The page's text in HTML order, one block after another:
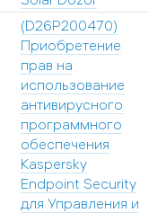
(D26P200470)
Приобретение
прав на
использование
антивирусного
программного
обеспечения
Kaspersky
Endpoint Security
для Управления и